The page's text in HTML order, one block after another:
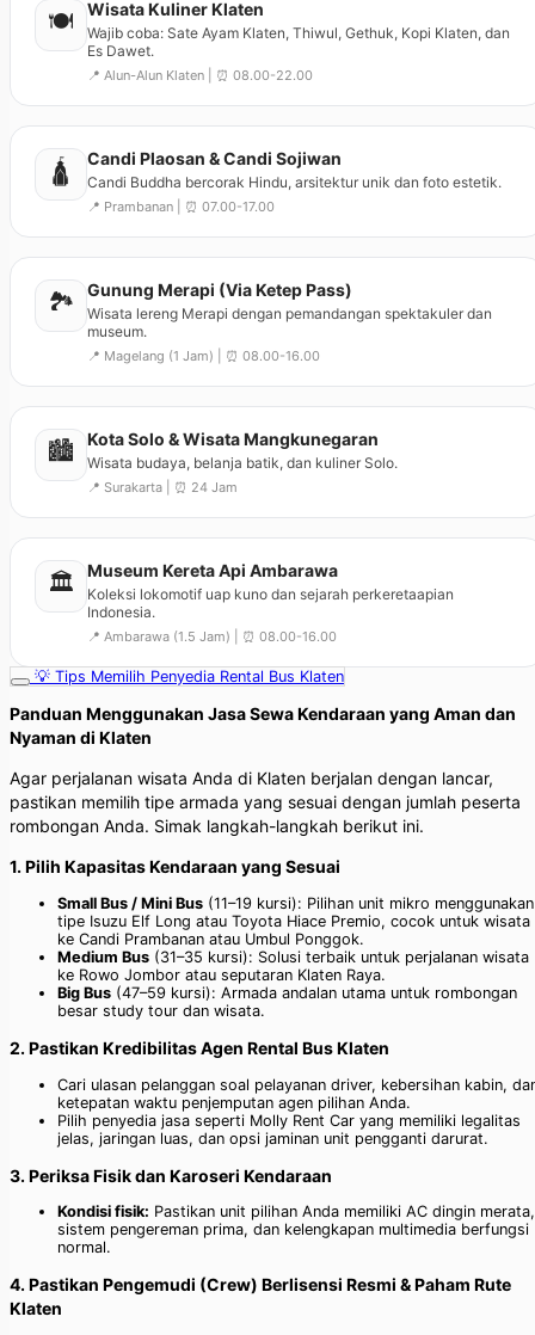
🍽️ Wisata Kuliner Klaten
Wajib coba: Sate Ayam Klaten, Thiwul, Gethuk, Kopi Klaten, dan
Es Dawet.
📍 Alun-Alun Klaten | ⏰ 08.00-22.00
🛕 Candi Plaosan & Candi Sojiwan
Candi Buddha bercorak Hindu, arsitektur unik dan foto estetik.
📍 Prambanan | ⏰ 07.00-17.00
🏞️ Gunung Merapi (Via Ketep Pass)
Wisata lereng Merapi dengan pemandangan spektakuler dan
museum.
📍 Magelang (1 Jam) | ⏰ 08.00-16.00
🏙️ Kota Solo & Wisata Mangkunegaran
Wisata budaya, belanja batik, dan kuliner Solo.
📍 Surakarta | ⏰ 24 Jam
🏛️ Museum Kereta Api Ambarawa
Koleksi lokomotif uap kuno dan sejarah perkeretaapian
Indonesia.
📍 Ambarawa (1.5 Jam) | ⏰ 08.00-16.00
💡 Tips Memilih Penyedia Rental Bus Klaten
Panduan Menggunakan Jasa Sewa Kendaraan yang Aman dan
Nyaman di Klaten
Agar perjalanan wisata Anda di Klaten berjalan dengan lancar,
pastikan memilih tipe armada yang sesuai dengan jumlah peserta
rombongan Anda. Simak langkah-langkah berikut ini.
1. Pilih Kapasitas Kendaraan yang Sesuai
Small Bus / Mini Bus (11–19 kursi): Pilihan unit mikro menggunakan
tipe Isuzu Elf Long atau Toyota Hiace Premio, cocok untuk wisata
ke Candi Prambanan atau Umbul Ponggok.
Medium Bus (31–35 kursi): Solusi terbaik untuk perjalanan wisata
ke Rowo Jombor atau seputaran Klaten Raya.
Big Bus (47–59 kursi): Armada andalan utama untuk rombongan
besar study tour dan wisata.
2. Pastikan Kredibilitas Agen Rental Bus Klaten
Cari ulasan pelanggan soal pelayanan driver, kebersihan kabin,
ketepatan waktu penjemputan agen pilihan Anda.
Pilih penyedia jasa seperti Molly Rent Car yang memiliki legalitas
jelas, jaringan luas, dan opsi jaminan unit pengganti darurat.
3. Periksa Fisik dan Karoseri Kendaraan
Kondisi fisik: Pastikan unit pilihan Anda memiliki AC dingin merata,
sistem pengereman prima, dan kelengkapan multimedia berfungsi
normal.
4. Pastikan Pengemudi (Crew) Berlisensi Resmi & Paham Rute
Klaten